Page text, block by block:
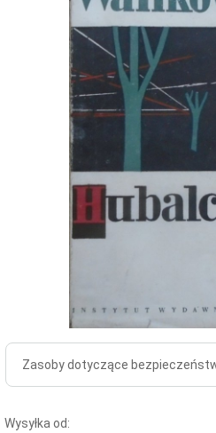
Zasoby dotyczące
Wysyłka od: